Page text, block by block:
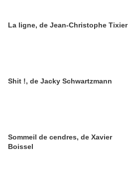
La ligne, de Jean-Christophe Tixier
Shit !, de Jacky Schwartzmann
Sommeil de cendres, de Xavier
Boissel